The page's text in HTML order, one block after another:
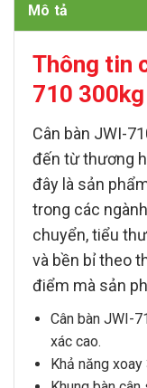
Mô tả
Thông tin
710 300kg
Cân bàn JWI-
đến từ thương
đây là sản
trong các
chuyển, tiểu
và bền bỉ theo
điểm mà sản
Cân bàn JWI-
xác cao.
Khả năng